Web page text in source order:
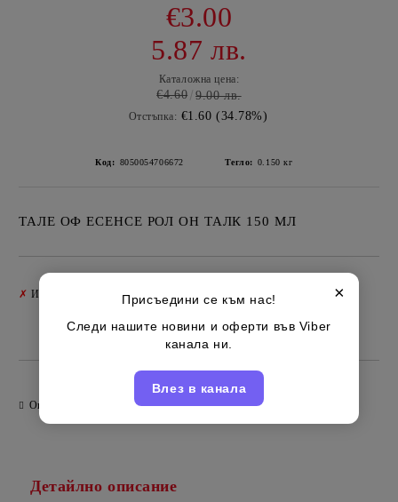
€3.00
5.87 лв.
Каталожна цена:
€4.60 9.00 лв.
Отстъпка: €1.60 (34.78%)
Код: 8050054706672 Тегло: 0.150 кг
ТАЛЕ ОФ ЕСЕНСЕ РОЛ ОН ТАЛК 150 МЛ
✗ Изчерпан
Марка: Италиански
Оцени продукта
Детайлно описание
×
Присъедини се към нас!
Следи нашите новини и оферти във Viber
канала ни.
Влез в канала